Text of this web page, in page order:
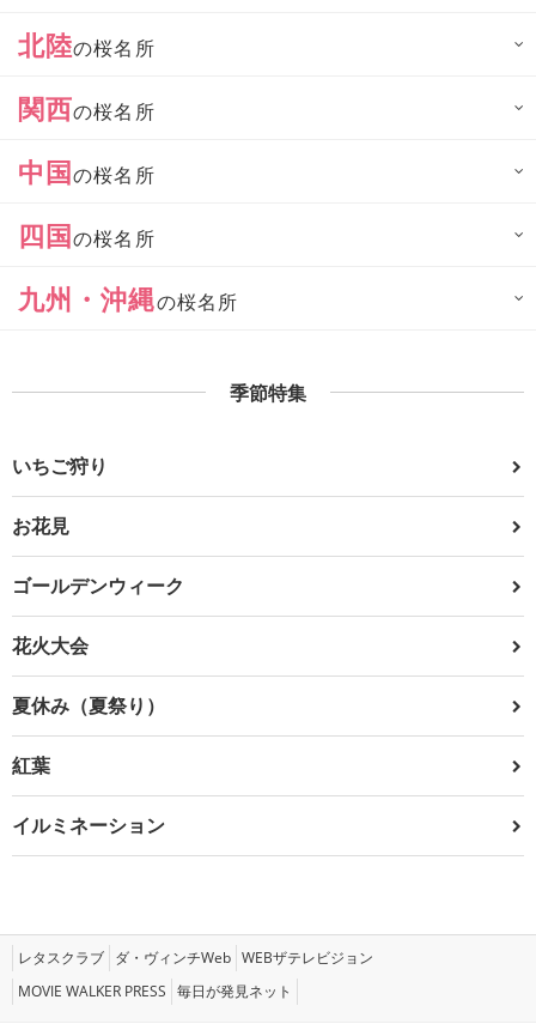
北陸の桜名所
関西の桜名所
中国の桜名所
四国の桜名所
九州・沖縄の桜名所
季節特集
いちご狩り
お花見
ゴールデンウィーク
花火大会
夏休み（夏祭り）
紅葉
イルミネーション
レタスクラブ ダ・ヴィンチWeb WEBザテレビジョン
MOVIE WALKER PRESS 毎日が発見ネット